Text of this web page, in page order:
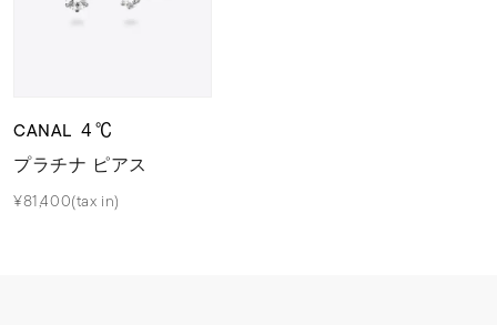
CANAL ４℃
プラチナ ピアス
¥81,400(tax in)